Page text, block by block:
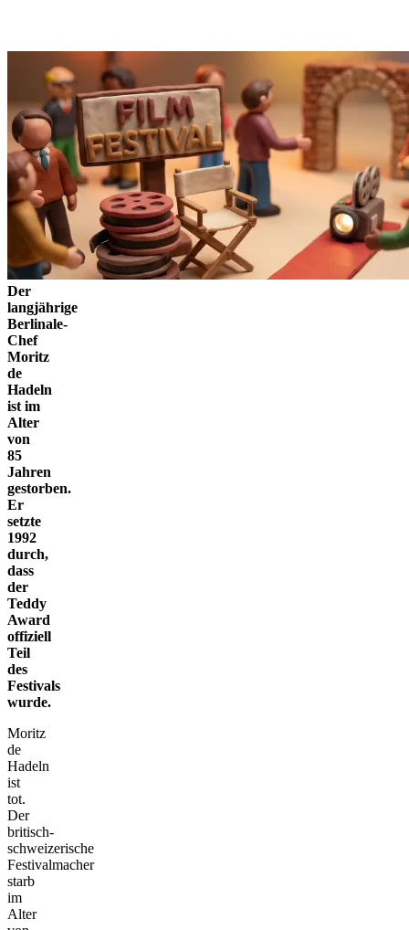
Der
langjährige
Berlinale-
Chef
Moritz
de
Hadeln
ist im
Alter
von
85
Jahren
gestorben.
Er
setzte
1992
durch,
dass
der
Teddy
Award
offiziell
Teil
des
Festivals
wurde.
Moritz
de
Hadeln
ist
tot.
Der
britisch-
schweizerische
Festivalmacher
starb
im
Alter